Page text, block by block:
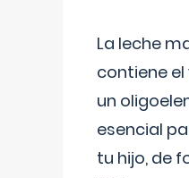
La leche
contiene el
un
esencial
tu hijo, de